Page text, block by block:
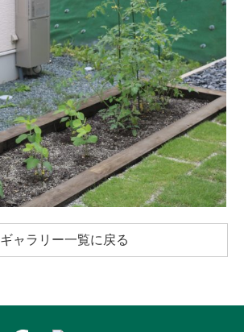
ギャラリー一覧に戻る